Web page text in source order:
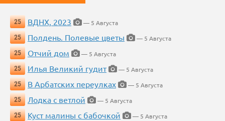
25 ВДНХ, 2023
— 5 Августа
25
Полдень. Полевые цветы
— 5 Августа
25
Отчий дом
— 5 Августа
25
Илья Великий гудит
— 5 Августа
25
В Арбатских переулках
— 5 Августа
25
Лодка с ветлой
— 5 Августа
25
Куст малины с бабочкой
— 5 Августа